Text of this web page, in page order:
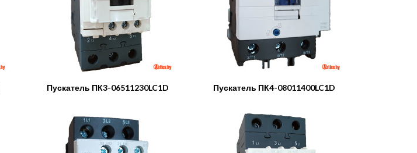
Пускатель ПК3-06511230LC1D Пускатель ПК4-08011400LC1D